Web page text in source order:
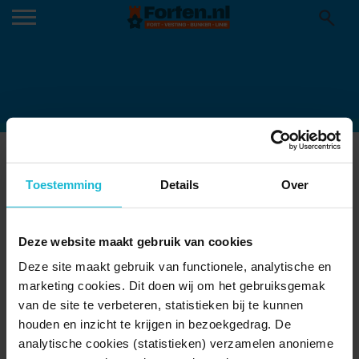
Toestemming Details Over
Deze website maakt gebruik van cookies
Deze site maakt gebruik van functionele, analytische en
marketing cookies. Dit doen wij om het gebruiksgemak
van de site te verbeteren, statistieken bij te kunnen
houden en inzicht te krijgen in bezoekgedrag. De
analytische cookies (statistieken) verzamelen anonieme